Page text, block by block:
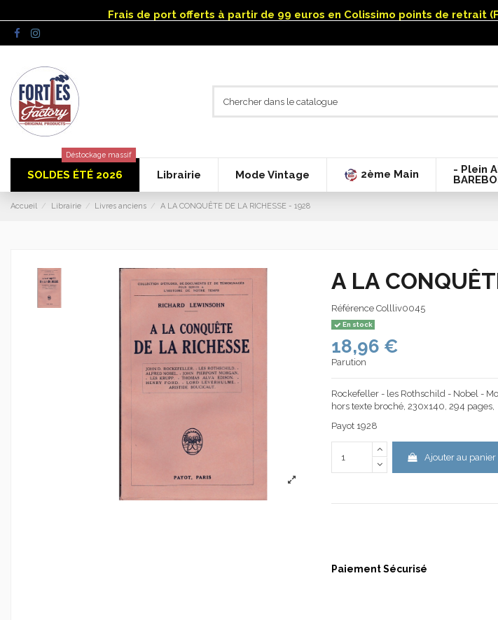
Frais de port offerts à partir de 99 euros en Colissimo points de retrait
SOLDES ÉTÉ 2026
Déstockage massif
Librairie Mode Vintage 2ème Main
- Plein
Accueil Librairie Livres anciens A LA CONQUÊTE DE LA RICHESSE - 1928
A LA
Référence Collliv0045
En stock
18,96 €
Parution
‎Rockefeller - les Rothschild - Nobel -
hors texte broché, 230x140, 294 pages,
Payot 1928
Ajouter au panier
Paiement Sécurisé